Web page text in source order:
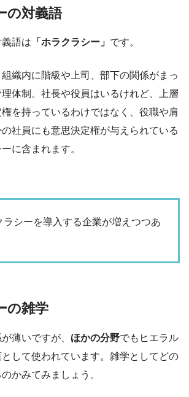
の対義語
語は 「ホラクラシー」 です。
織内に階級や上司、部下の関係がまっ
体制。社長や役員はいるけれど、上層
を持っているわけではなく、役職や肩
社員にも意思決定権が与えられている
に含まれます。
ラシーを導入する企業が増えつつあ
の雑学
薄いですが、 ほかの分野でもヒエラル
して使われています。雑学としてどの
かみてみましょう。